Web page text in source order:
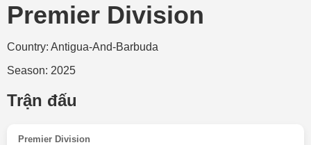
Premier Division
Country: Antigua-And-Barbuda
Season: 2025
Trận đấu
Premier Division